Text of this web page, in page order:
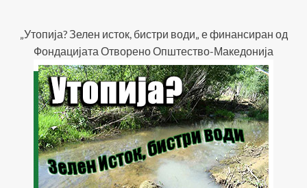
„Утопија? Зелен исток, бистри води„ е финансиран од
Фондацијата Отворено Општество-Македонија